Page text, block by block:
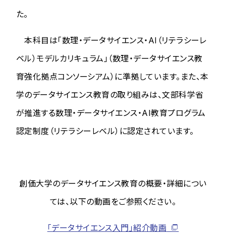
た。
本科目は「数理・データサイエンス・AI（リテラシーレ
ベル）モデルカリキュラム」（数理・データサイエンス教
育強化拠点コンソーシアム）に準拠しています。また、本
学のデータサイエンス教育の取り組みは、文部科学省
が推進する数理・データサイエンス・AI教育プログラム
認定制度（リテラシーレベル）に認定されています。
創価大学のデータサイエンス教育の概要・詳細につい
ては、以下の動画をご参照ください。
「データサイエンス入門」紹介動画